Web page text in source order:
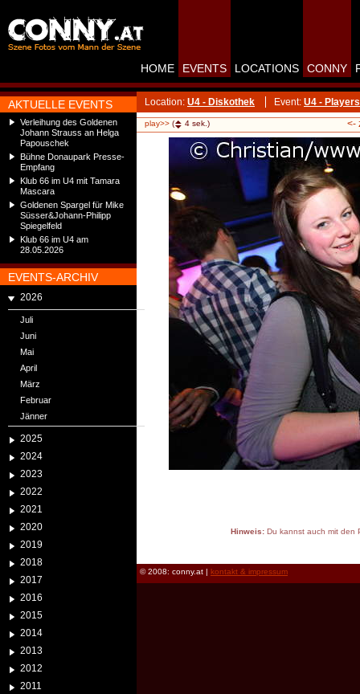
AKTUELLE EVENTS
Verleihung des Goldenen
Johann Strauss an Helga
Papouschek
Bühne Donaupark Presse-
Empfang
Klub 66 im U4 mit Tamara
Mascara
Goldenen Spargel für Mike
Süsser&Johann-Philipp
Spiegelfeld
Klub 66 im U4 am
28.05.2026
EVENTS-ARCHIV
2026
Juli
Juni
Mai
April
März
Februar
Jänner
2025
2024
2023
2022
2021
2020
2019
2018
2017
2016
2015
2014
2013
2012
2011
HOME EVENTS LOCATIONS CONNY
Location: U4 - Diskothek Event: U4 -
play>> ( 4 sek.) <-
Hinweis:Du kannst auch mit den
© 2008: conny.at | kontakt & impressum